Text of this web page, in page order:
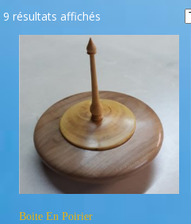
9 résultats affichés
Boite En Poirier